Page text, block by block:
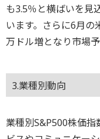
も3.5％と横ばいを見
います。さらに6月
万ドル増となり市場
3.業種別動向
業種別S&P500株価